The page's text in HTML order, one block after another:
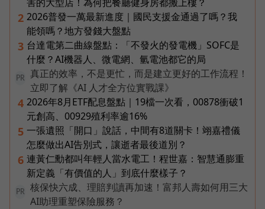
2 2026普發一萬最新進度｜國民支援金通過了嗎？我
能領嗎？地方發錢大盤點
3 台達電第二曲線盤點：「不發火的發電機」SOFC是
什麼？AI機器人、微電網、氫電池都它的局
PR
真正的效率，不是更忙，而是建立更好的工作流程！
立即了解《AI 人才全方位實戰課》
4 2026年8月ETF配息盤點｜19檔一次看，00878衝破1
元創高、00929殖利率逾16%
5 一張遺照「開口」說話，中間有8道關卡！翊嘉禮儀
怎麼做出AI告別式，讓逝者最後道別？
6 連黃仁勳都叫年輕人當水電工！程世嘉：智慧通膨重
新定義「有價值的人」到底什麼樣子？
PR
核保快六成、理賠判讀再加速！富邦人壽如何用三大
AI助理重塑保險服務？